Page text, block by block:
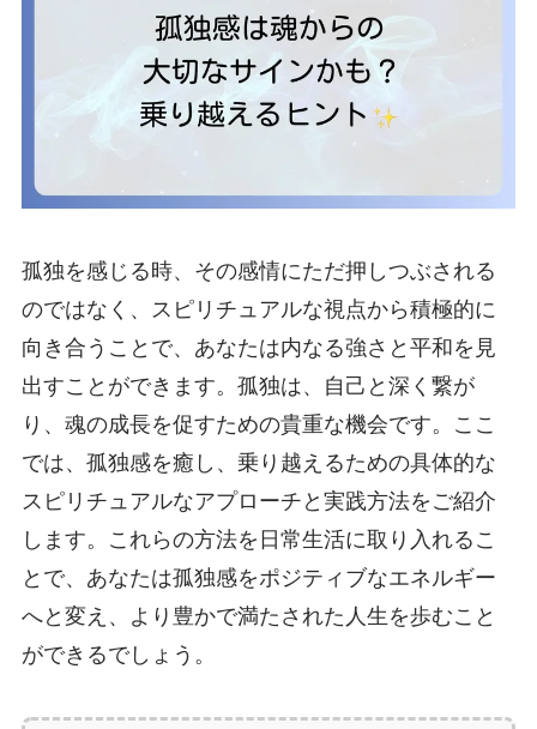
孤独を感じる時、その感情にただ押しつぶされる
のではなく、スピリチュアルな視点から積極的に
向き合うことで、あなたは内なる強さと平和を見
出すことができます。孤独は、自己と深く繋が
り、魂の成長を促すための貴重な機会です。ここ
では、孤独感を癒し、乗り越えるための具体的な
スピリチュアルなアプローチと実践方法をご紹介
します。これらの方法を日常生活に取り入れるこ
とで、あなたは孤独感をポジティブなエネルギー
へと変え、より豊かで満たされた人生を歩むこと
ができるでしょう。